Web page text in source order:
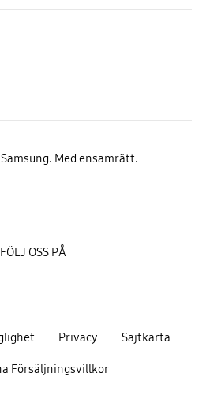
Med ensamrätt.
Privacy Sajtkarta
Försäljningsvillkor
FÖLJ OSS PÅ